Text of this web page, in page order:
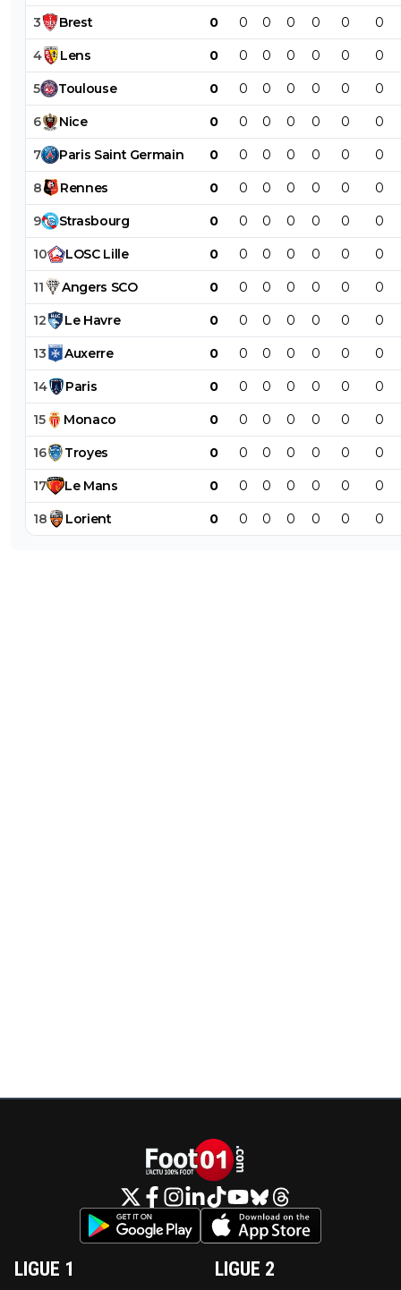
3 Brest 0 0 0 0 0 0 0
4 Lens 0 0 0 0 0 0 0
5 Toulouse 0 0 0 0 0 0 0
6 Nice 0 0 0 0 0 0 0
7 Paris Saint Germain 0 0 0 0 0 0 0
8 Rennes 0 0 0 0 0 0 0
9 Strasbourg 0 0 0 0 0 0 0
10 LOSC Lille 0 0 0 0 0 0 0
11 Angers SCO 0 0 0 0 0 0 0
12 Le Havre 0 0 0 0 0 0 0
13 Auxerre 0 0 0 0 0 0 0
14 Paris 0 0 0 0 0 0 0
15 Monaco 0 0 0 0 0 0 0
16 Troyes 0 0 0 0 0 0 0
17 Le Mans 0 0 0 0 0 0 0
18 Lorient 0 0 0 0 0 0 0
LIGUE 1 LIGUE 2